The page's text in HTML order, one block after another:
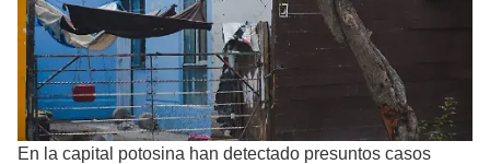
En la capital potosina han detectado presuntos casos